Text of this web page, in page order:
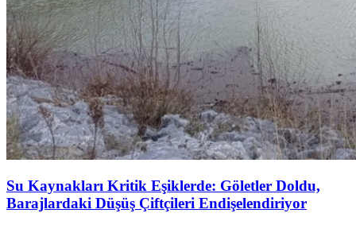
Su Kaynakları Kritik Eşiklerde: Göletler Doldu,
Barajlardaki Düşüş Çiftçileri Endişelendiriyor